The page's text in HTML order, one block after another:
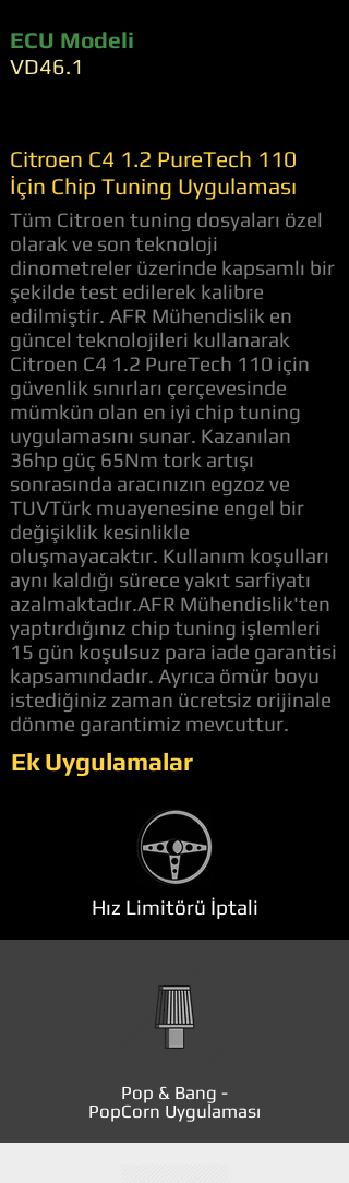
ECU Modeli
VD46.1
Citroen C4 1.2 PureTech 110
İçin Chip Tuning Uygulaması
Tüm Citroen tuning dosyaları özel
olarak ve son teknoloji
dinometreler üzerinde kapsamlı bir
şekilde test edilerek kalibre
edilmiştir. AFR Mühendislik en
güncel teknolojileri kullanarak
Citroen C4 1.2 PureTech 110 için
güvenlik sınırları çerçevesinde
mümkün olan en iyi chip tuning
uygulamasını sunar. Kazanılan
36hp güç 65Nm tork artışı
sonrasında aracınızın egzoz ve
TUVTürk muayenesine engel bir
değişiklik kesinlikle
oluşmayacaktır. Kullanım koşulları
aynı kaldığı sürece yakıt sarfiyatı
azalmaktadır.AFR Mühendislik'ten
yaptırdığınız chip tuning işlemleri
15 gün koşulsuz para iade garantisi
kapsamındadır. Ayrıca ömür boyu
istediğiniz zaman ücretsiz orijinale
dönme garantimiz mevcuttur.
Ek Uygulamalar
Hız Limitörü İptali
Pop & Bang -
PopCorn Uygulaması